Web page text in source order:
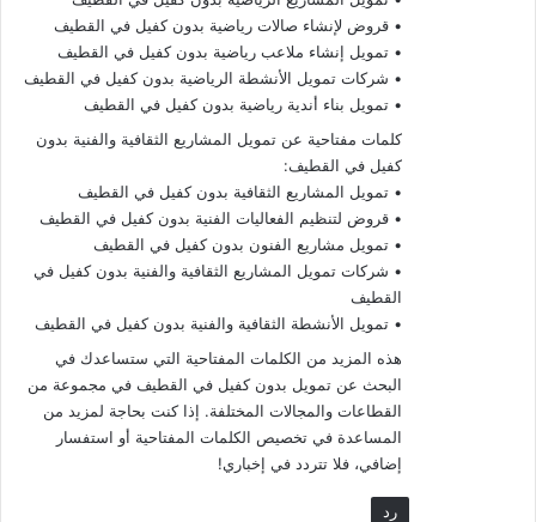
• قروض لإنشاء صالات رياضية بدون كفيل في القطيف
• تمويل إنشاء ملاعب رياضية بدون كفيل في القطيف
• شركات تمويل الأنشطة الرياضية بدون كفيل في القطيف
• تمويل بناء أندية رياضية بدون كفيل في القطيف
كلمات مفتاحية عن تمويل المشاريع الثقافية والفنية بدون
كفيل في القطيف:
• تمويل المشاريع الثقافية بدون كفيل في القطيف
• قروض لتنظيم الفعاليات الفنية بدون كفيل في القطيف
• تمويل مشاريع الفنون بدون كفيل في القطيف
• شركات تمويل المشاريع الثقافية والفنية بدون كفيل في
القطيف
• تمويل الأنشطة الثقافية والفنية بدون كفيل في القطيف
هذه المزيد من الكلمات المفتاحية التي ستساعدك في
البحث عن تمويل بدون كفيل في القطيف في مجموعة من
القطاعات والمجالات المختلفة. إذا كنت بحاجة لمزيد من
المساعدة في تخصيص الكلمات المفتاحية أو استفسار
إضافي، فلا تتردد في إخباري!
رد